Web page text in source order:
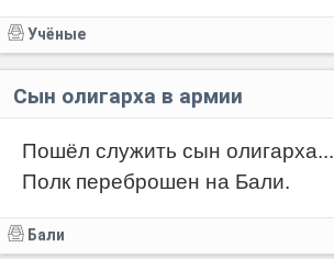
Учёные
Сын олигарха в армии
Пошёл служить сын олигарха...
Полк переброшен на Бали.
Бали